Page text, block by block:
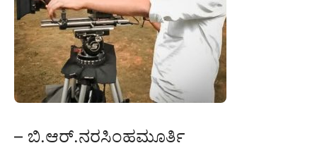
– ಬಿ.ಆರ್.ನರಸಿಂಹಮೂರ್ತಿ